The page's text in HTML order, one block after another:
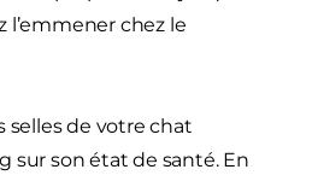
l’emmener chez le
selles de votre chat
sur son état de santé. En